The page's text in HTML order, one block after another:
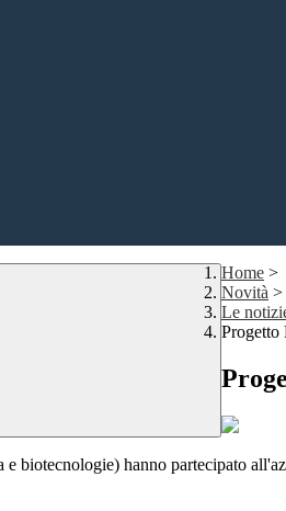
Home >
Novità >
Le
biotecnologie) hanno partecipato